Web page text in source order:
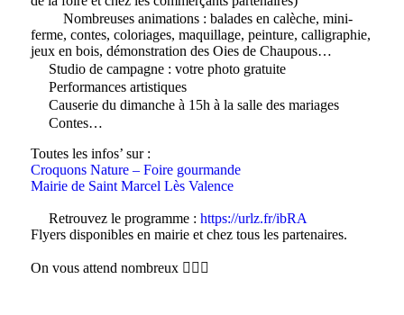
Nombreuses animations : balades en calèche, mini-
ferme, contes, coloriages, maquillage, peinture, calligraphie,
jeux en bois, démonstration des Oies de Chaupous…
Studio de campagne : votre photo gratuite
Performances artistiques
Causerie du dimanche à 15h à la salle des mariages
Contes…
Toutes les infos’ sur :
Croquons Nature – Foire gourmande
Mairie de Saint Marcel Lès Valence
Retrouvez le programme : https://urlz.fr/ibRA
Flyers disponibles en mairie et chez tous les partenaires.
On vous attend nombreux 💁‍💁‍♂️